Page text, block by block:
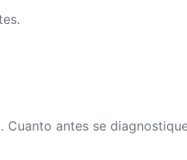
Cuanto antes se